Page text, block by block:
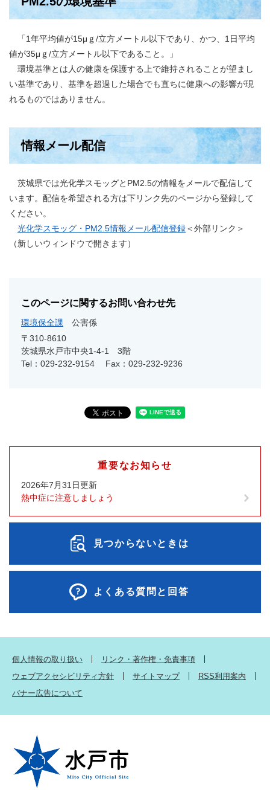
「1年平均値が15μｇ/立方メートル以下であり、かつ、1日平均
値が35μｇ/立方メートル以下であること。」
環境基準とは人の健康を保護する上で維持されることが望まし
い基準であり、基準を超過した場合でも直ちに健康への影響が現
れるものではありません。
情報メール配信
茨城県では光化学スモッグとPM2.5の情報をメールで配信して
います。配信を希望される方は下リンク先のページから登録して
ください。
光化学スモッグ・PM2.5情報メール配信登録＜外部リンク＞
（新しいウィンドウで開きます）
このページに関するお問い合わせ先
環境保全課
公害係
〒310-8610
茨城県水戸市中央1-4-1 3階
Tel：029-232-9154
Fax：029-232-9236
重要なお知らせ
2026年7月31日更新
熱中症に注意しましょう
見つからないときは
よくある質問と回答
個人情報の取り扱い
リンク・著作権・免責事項
ウェブアクセシビリティ方針
サイトマップ
RSS利用案内
バナー広告について